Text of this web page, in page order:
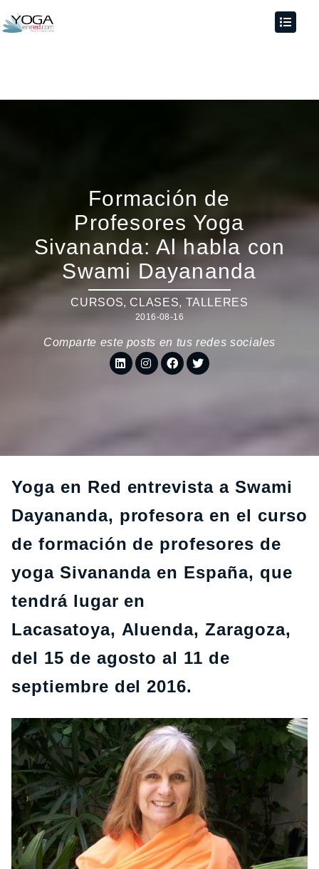
Formación de
Profesores Yoga
Sivananda: Al habla con
Swami Dayananda
CURSOS, CLASES, TALLERES
2016-08-16
Comparte este posts en tus redes sociales
Yoga en Red entrevista a Swami
Dayananda, profesora en el curso
de formación de profesores de
yoga Sivananda en España, que
tendrá lugar en
Lacasatoya, Aluenda, Zaragoza,
del 15 de agosto al 11 de
septiembre del 2016.